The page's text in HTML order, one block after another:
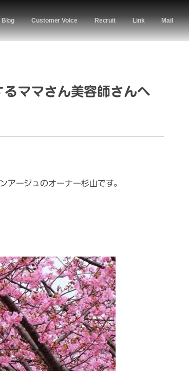
Blog Customer Voice Recruit Link Mail
るママさん美容師さんへ
アージュのオーナー杉山です。